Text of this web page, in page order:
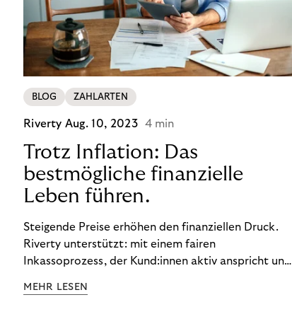
BLOG ZAHLARTEN
Riverty Aug. 10, 2023 4 min
Trotz Inflation: Das
bestmögliche finanzielle
Leben führen.
Steigende Preise erhöhen den finanziellen Druck.
Riverty unterstützt: mit einem fairen
Inkassoprozess, der Kund:innen aktiv anspricht und
Finanzbildung ermöglicht. So bleiben Menschen
MEHR LESEN